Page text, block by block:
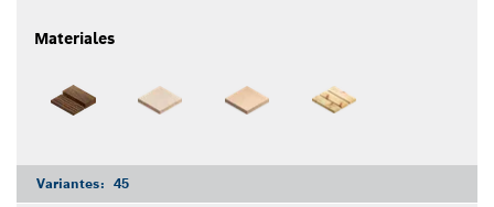
Materiales
Variantes: 45